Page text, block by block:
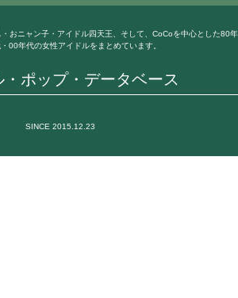
・ポップ・データベース
おニャン子・アイドル四天王、そして、CoCoを中心とした80年
00年代の女性アイドルをまとめています。
SINCE 2015.12.23